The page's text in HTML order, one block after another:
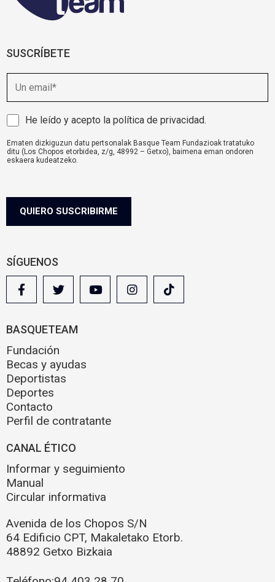
SUSCRÍBETE
m
a
i
l
A
i
s
e
a
He leído y acepto la política de privacidad.
Ematen dizkiguzun datu pertsonalak Basque Team Fundazioak tratatuko
ditu (Los Chopos etorbidea, z/g, 48992 – Getxo), baimena eman ondoren
eskaera kudeatzeko.
QUIERO SUSCRIBIRME
SÍGUENOS
BASQUETEAM
Fundación
Becas y ayudas
Deportistas
Deportes
Contacto
Perfil de contratante
CANAL ÉTICO
Informar y seguimiento
Manual
Circular informativa
Avenida de los Chopos S/N
64 Edificio CPT, Makaletako Etorb.
48892 Getxo Bizkaia